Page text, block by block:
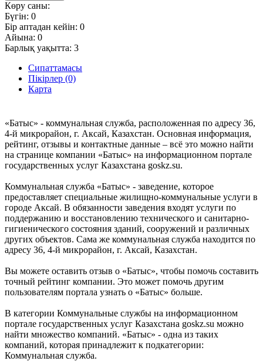
Көру саны:
Бүгін: 0
Бір аптадан кейін: 0
Айына: 0
Барлық уақытта: 3
Сипаттамасы
Пікірлер (0)
Карта
«Батыс» - коммунальная служба, расположенная по адресу 36,
4-й микрорайон, г. Аксай, Казахстан. Основная информация,
рейтинг, отзывы и контактные данные – всё это можно найти
на странице компании «Батыс» на информационном портале
государственных услуг Казахстана goskz.su.
Коммунальная служба «Батыс» - заведение, которое
предоставляет специальные жилищно-коммунальные услуги в
городе Аксай. В обязанности заведения входят услуги по
поддержанию и восстановлению технического и санитарно-
гигиенического состояния зданий, сооружений и различных
других объектов. Сама же коммунальная служба находится по
адресу 36, 4-й микрорайон, г. Аксай, Казахстан.
Вы можете оставить отзыв о «Батыс», чтобы помочь составить
точный рейтинг компании. Это может помочь другим
пользователям портала узнать о «Батыс» больше.
В категории Коммунальные службы на информационном
портале государственных услуг Казахстана goskz.su можно
найти множество компаний. «Батыс» - одна из таких
компаний, которая принадлежит к подкатегории:
Коммунальная служба.